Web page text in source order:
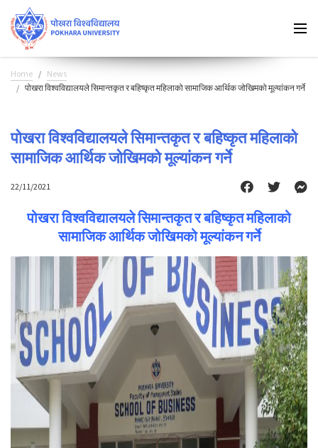
Home
News
पोखरा विश्वविद्यालयले सिमान्तकृत र बहिष्कृत महिलाको सामाजिक आर्थिक जोखिमको मूल्यांकन गर्ने
पोखरा विश्वविद्यालयले सिमान्तकृत र बहिष्कृत महिलाको
सामाजिक आर्थिक जोखिमको मूल्यांकन गर्ने
22/11/2021
पोखरा विश्वविद्यालयले सिमान्तकृत र बहिष्कृत महिलाको
सामाजिक आर्थिक जोखिमको मूल्यांकन गर्ने